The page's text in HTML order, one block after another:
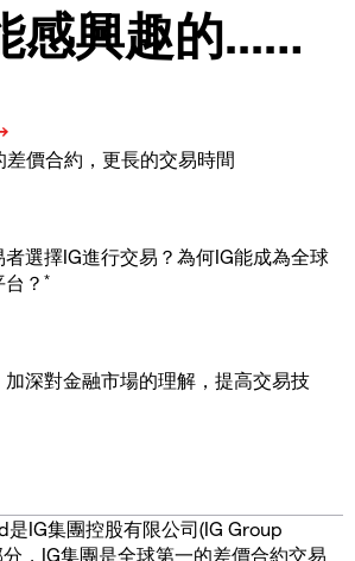
感興趣的...…
價合約，更長的交易時間
選擇IG進行交易？為何IG能成為全球
？ *
深對金融市場的理解，提高交易技
IG集團控股有限公司(IG Group
，IG集團是全球第一的差價合約交易